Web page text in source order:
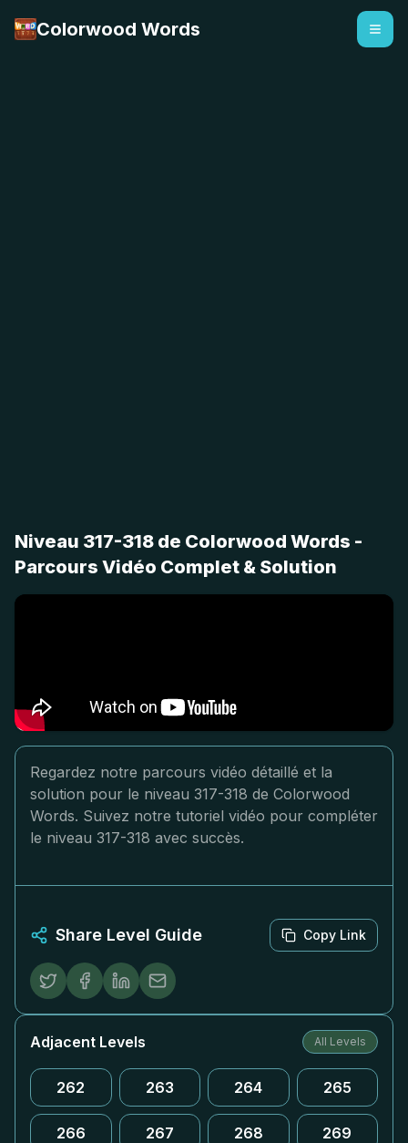
Colorwood Words
Niveau 317-318 de Colorwood Words -
Parcours Vidéo Complet & Solution
Regardez notre parcours vidéo détaillé et la
solution pour le niveau 317-318 de Colorwood
Words. Suivez notre tutoriel vidéo pour compléter
le niveau 317-318 avec succès.
Share Level Guide Copy Link
Adjacent Levels All Levels
262 263 264 265
266 267 268 269